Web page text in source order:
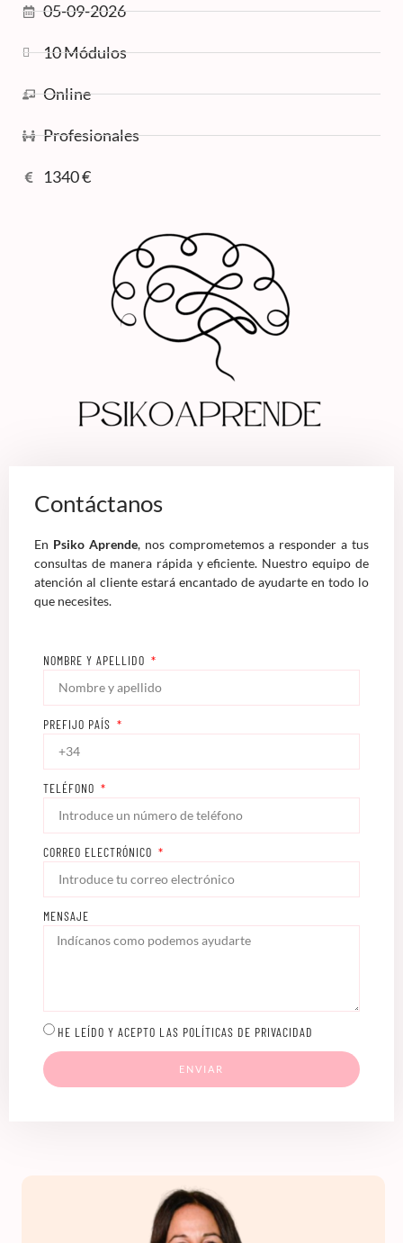
05-09-2026
10 Módulos
Online
Profesionales
1340 €
Contáctanos
En Psiko Aprende, nos comprometemos a responder a tus
consultas de manera rápida y eficiente. Nuestro equipo de
atención al cliente estará encantado de ayudarte en todo lo
que necesites.
NOMBRE Y APELLIDO
PREFIJO PAÍS
TELÉFONO
CORREO ELECTRÓNICO
MENSAJE
HE LEÍDO Y ACEPTO LAS POLÍTICAS DE PRIVACIDAD
ENVIAR